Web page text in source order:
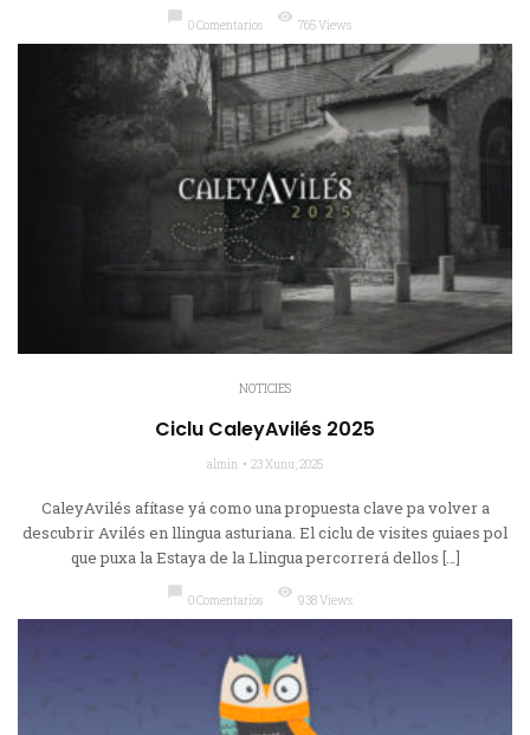
chat_bubble
0 Comentarios
visibility
765 Views
NOTICIES
Ciclu CaleyAvilés 2025
almin 23 Xunu, 2025
CaleyAvilés afítase yá como una propuesta clave pa volver a
descubrir Avilés en llingua asturiana. El ciclu de visites guiaes pol
que puxa la Estaya de la Llingua percorrerá dellos […]
0 Comentarios
visibility
938 Views